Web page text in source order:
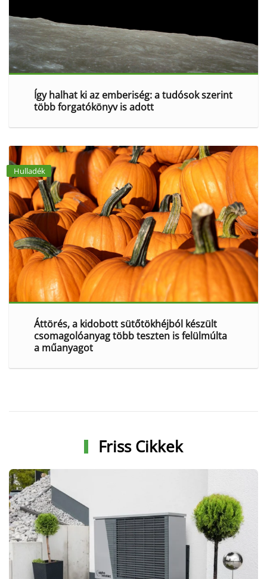
Így halhat ki az emberiség: a tudósok szerint
több forgatókönyv is adott
Hulladék
Áttörés, a kidobott sütőtökhéjból készült
csomagolóanyag több teszten is felülmúlta
a műanyagot
Friss Cikkek